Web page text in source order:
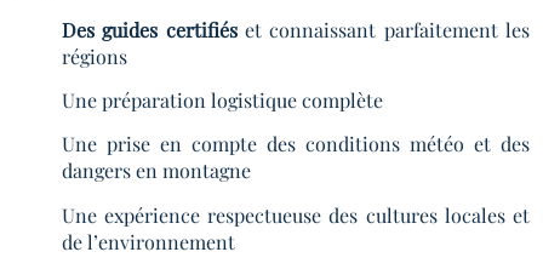
Des guides certifiéset connaissant parfaitement les
régions
Une préparation logistique complète
Une prise en compte des conditions météo et des
dangers en montagne
Une expérience respectueuse des cultures locales et
de l’environnement